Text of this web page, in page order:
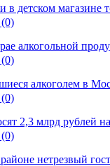
в детском магазине
(0)
алкогольной
(0)
алкоголем в
(0)
2,3 млрд рублей
(0)
нетрезвый